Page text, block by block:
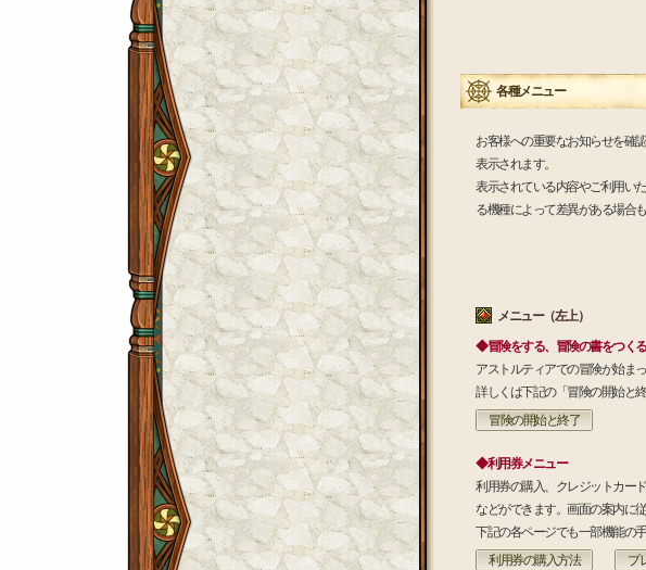
各種メニュー
お客様への重要なお知らせを確
表示されます。
表示されている内容やご利用い
る機種によって差異がある場合も
メニュー（左上）
◆冒険をする、冒険の書をつく
アストルティアでの冒険が始ま
詳しくは下記の「冒険の開始と
冒険の開始と終了
◆利用券メニュー
利用券の購入、クレジットカー
などができます。画面の案内に
下記の各ページでも一部機能の
利用券の購入方法
プ